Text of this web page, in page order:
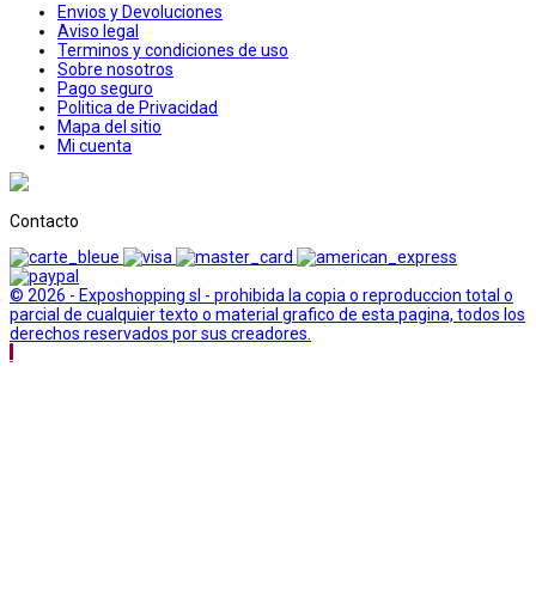
Envios y Devoluciones
Aviso legal
Terminos y condiciones de uso
Sobre nosotros
Pago seguro
Politica de Privacidad
Mapa del sitio
Mi cuenta
Contacto
© 2026 - Exposhopping sl - prohibida la copia o reproduccion total o
parcial de cualquier texto o material grafico de esta pagina, todos los
derechos reservados por sus creadores.